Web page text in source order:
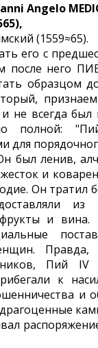
Angelo
(1559≈65).
его с
после него
образцом
не всегда
полной:
для
был ленив,
и
Он тратил
из
и
Пий IV
к
и